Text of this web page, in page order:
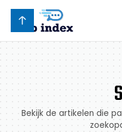
Bekijk de artikelen die